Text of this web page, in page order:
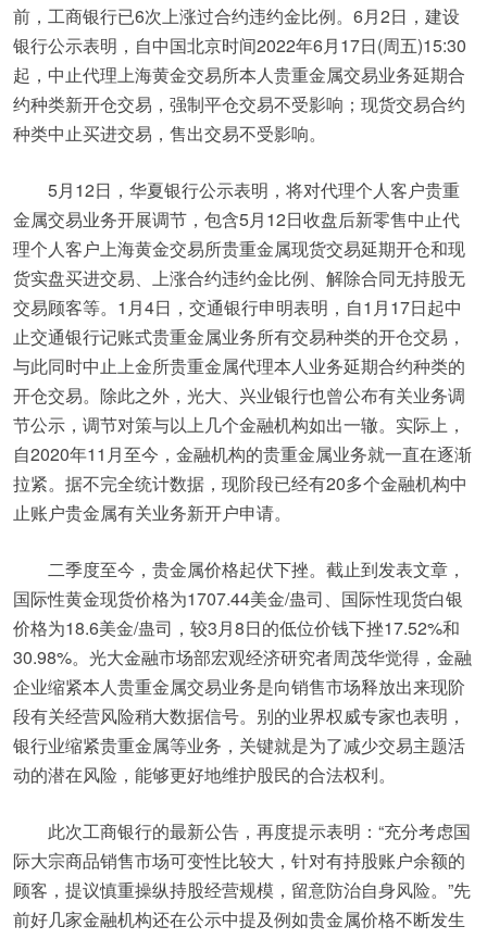
前，工商银行已6次上涨过合约违约金比例。6月2日，建设
银行公示表明，自中国北京时间2022年6月17日(周五)15:30
起，中止代理上海黄金交易所本人贵重金属交易业务延期合
约种类新开仓交易，强制平仓交易不受影响；现货交易合约
种类中止买进交易，售出交易不受影响。
5月12日，华夏银行公示表明，将对代理个人客户贵重
金属交易业务开展调节，包含5月12日收盘后新零售中止代
理个人客户上海黄金交易所贵重金属现货交易延期开仓和现
货实盘买进交易、上涨合约违约金比例、解除合同无持股无
交易顾客等。1月4日，交通银行申明表明，自1月17日起中
止交通银行记账式贵重金属业务所有交易种类的开仓交易，
与此同时中止上金所贵重金属代理本人业务延期合约种类的
开仓交易。除此之外，光大、兴业银行也曾公布有关业务调
节公示，调节对策与以上几个金融机构如出一辙。实际上，
自2020年11月至今，金融机构的贵重金属业务就一直在逐渐
拉紧。据不完全统计数据，现阶段已经有20多个金融机构中
止账户贵金属有关业务新开户申请。
二季度至今，贵金属价格起伏下挫。截止到发表文章，
国际性黄金现货价格为1707.44美金/蛊司、国际性现货白银
价格为18.6美金/蛊司，较3月8日的低位价钱下挫17.52%和
30.98%。光大金融市场部宏观经济研究者周茂华觉得，金融
企业缩紧本人贵重金属交易业务是向销售市场释放出来现阶
段有关经营风险稍大数据信号。别的业界权威专家也表明，
银行业缩紧贵重金属等业务，关键就是为了减少交易主题活
动的潜在风险，能够更好地维护股民的合法权利。
此次工商银行的最新公告，再度提示表明：“充分考虑国
际大宗商品销售市场可变性比较大，针对有持股账户余额的
顾客，提议慎重操纵持股经营规模，留意防治自身风险。”先
前好几家金融机构还在公示中提及例如贵金属价格不断发生